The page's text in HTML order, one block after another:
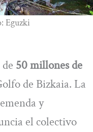
Eguzki
50 millones de
de Bizkaia. La
y
el colectivo